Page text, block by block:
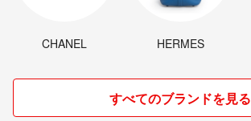
CHANEL HERMES
すべてのブランドを見る